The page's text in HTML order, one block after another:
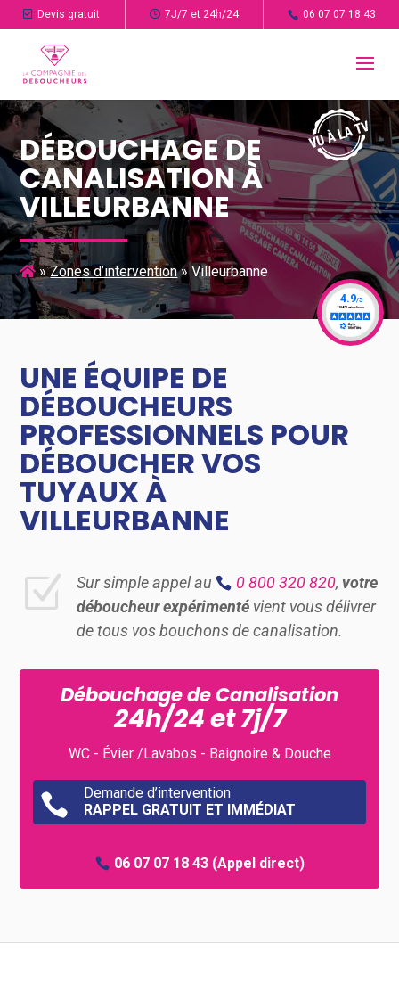
Devis gratuit 7J/7 et 24h/24 06 07 07 18 43
DÉBOUCHAGE DE
CANALISATION À
VILLEURBANNE
»Zones d’intervention»Villeurbanne
UNE ÉQUIPE DE
DÉBOUCHEURS
PROFESSIONNELS POUR
DÉBOUCHER VOS
TUYAUX À
VILLEURBANNE
Z Sur simple appel au 0 800 320 820, votre
déboucheur expérimenté vient vous délivrer
de tous vos bouchons de canalisation.
Débouchage de Canalisation
24h/24 et 7j/7
WC - Évier /Lavabos - Baignoire & Douche

Demande d’intervention
RAPPEL GRATUIT ET IMMÉDIAT
06 07 07 18 43(Appel direct)